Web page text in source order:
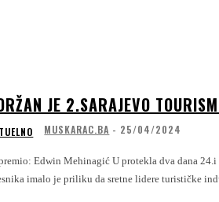
JE 2.SARAJEVO
MUSKARAC.BA - 25/04/2024
Edwin Mehinagić U protekla dva dana
imalo je priliku da sretne lidere turističke